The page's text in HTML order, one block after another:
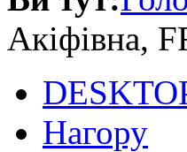
Акіфівна,
Нагору